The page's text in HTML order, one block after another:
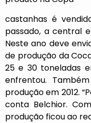
castanhas é
passado, a central
Neste ano deve
de produção da
25 e 30 toneladas
enfrentou.
produção em 2012.
conta Belchior.
produção ficou ao